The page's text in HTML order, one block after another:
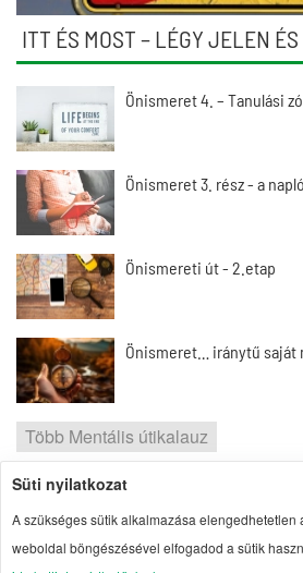
ITT ÉS MOST – LÉGY JELEN
Önismeret 4. – Tanulási
Önismeret 3. rész - a
Önismereti út - 2.etap
Önismeret… iránytű saját
Több Mentális útikalauz
Szerzői jogok|
Süti nyilatkozat
A szükséges sütik alkalmazása
weboldal böngészésével elfogadod a sütik